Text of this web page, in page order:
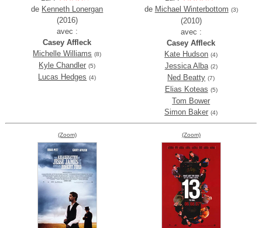
de Kenneth Lonergan
(2016)
avec :
Casey Affleck
Michelle Williams (8)
Kyle Chandler (5)
Lucas Hedges (4)
de Michael Winterbottom (3)
(2010)
avec :
Casey Affleck
Kate Hudson (4)
Jessica Alba (2)
Ned Beatty (7)
Elias Koteas (5)
Tom Bower
Simon Baker (4)
(Zoom) (Zoom)